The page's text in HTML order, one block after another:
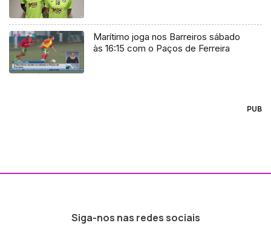
Marítimo joga nos Barreiros sábado
às 16:15 com o Paços de Ferreira
PUB
Siga-nos nas redes sociais